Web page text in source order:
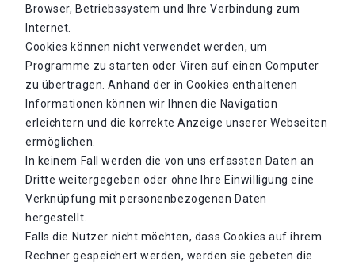
Browser, Betriebssystem und Ihre Verbindung zum
Internet.
Cookies können nicht verwendet werden, um
Programme zu starten oder Viren auf einen Computer
zu übertragen. Anhand der in Cookies enthaltenen
Informationen können wir Ihnen die Navigation
erleichtern und die korrekte Anzeige unserer Webseiten
ermöglichen.
In keinem Fall werden die von uns erfassten Daten an
Dritte weitergegeben oder ohne Ihre Einwilligung eine
Verknüpfung mit personenbezogenen Daten
hergestellt.
Falls die Nutzer nicht möchten, dass Cookies auf ihrem
Rechner gespeichert werden, werden sie gebeten die